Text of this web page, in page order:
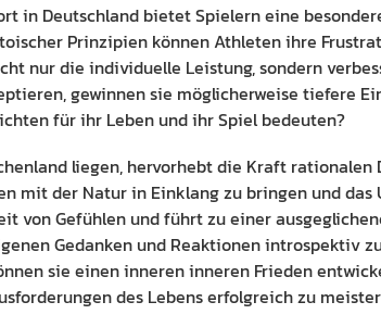
in Deutschland bietet Spielern eine
Prinzipien können Athleten ihre
nur die individuelle Leistung, sondern
gewinnen sie möglicherweise tiefere
für ihr Leben und ihr Spiel bedeuten?
liegen, hervorhebt die Kraft
mit der Natur in Einklang zu bringen und
von Gefühlen und führt zu einer
Gedanken und Reaktionen introspektiv
sie einen inneren inneren Frieden
des Lebens erfolgreich zu